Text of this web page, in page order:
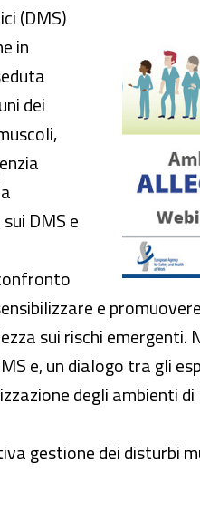
lavoro. A Venezia
(DMS)
in
dei
DMS e
e
sui rischi
e, un dialogo tra gli
degli ambienti
gestione dei disturbi